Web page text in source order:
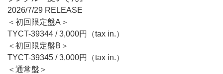
2026/7/29 RELEASE
＜初回限定盤A＞
TYCT-39344 / 3,000円（tax in.）
＜初回限定盤B＞
TYCT-39345 / 3,000円（tax in.）
＜通常盤＞